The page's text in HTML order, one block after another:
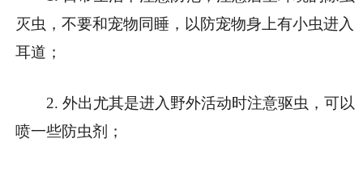
灭虫，不要和宠物同睡，以防宠物身上有小虫进入
耳道；
2. 外出尤其是进入野外活动时注意驱虫，可以
喷一些防虫剂；